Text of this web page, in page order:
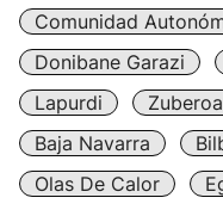
Comunidad
Donibane Garazi
Lapurdi
Zuberoa
Baja Navarra
Olas De Calor